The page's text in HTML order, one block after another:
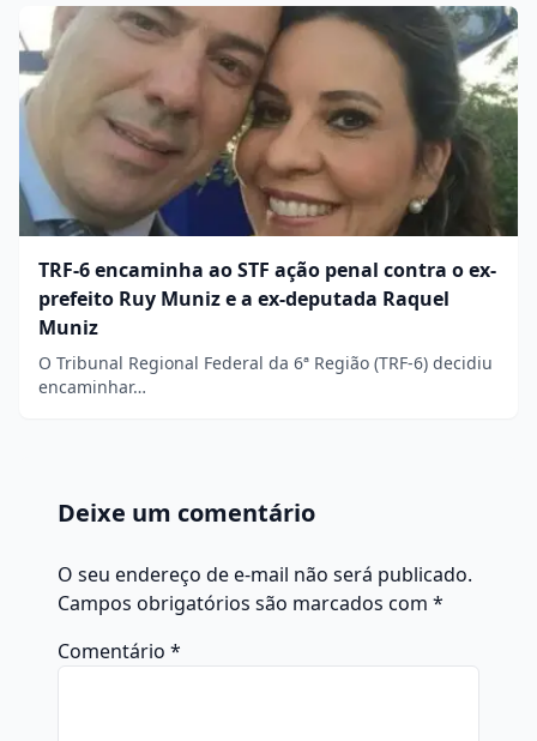
TRF-6 encaminha ao STF ação penal contra o ex-
prefeito Ruy Muniz e a ex-deputada Raquel
Muniz
O Tribunal Regional Federal da 6ª Região (TRF-6) decidiu
encaminhar…
Deixe um comentário
O seu endereço de e-mail não será publicado.
Campos obrigatórios são marcados com *
Comentário *